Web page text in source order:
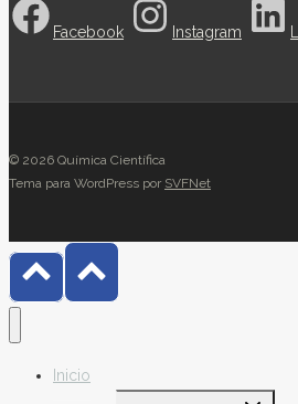
Facebook Instagram
© 2026 Química Científica
Tema para WordPress por SVFNet
Inicio